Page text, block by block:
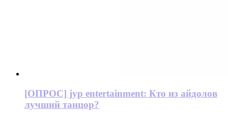
[ОПРОС] jyp entertainment: Кто из айдолов
лучший танцор?